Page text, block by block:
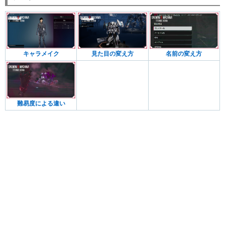
キャラメイク 見た目の変え方 名前の変え方
難易度による違い